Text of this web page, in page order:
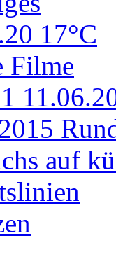
17°C
Filme
auf